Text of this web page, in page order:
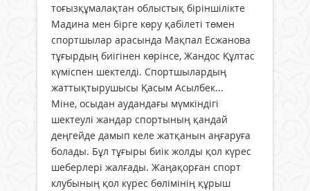
тоғызқұмалақтан облыстық біріншілікте
Мадина мен бірге көру қабілеті төмен
спортшылар арасында Мақпал Есжанова
тұғырдың биігінен көрінсе, Жандос Құлтас
күміспен шектелді. Спортшылардың
жаттықтырушысы Қасым Асылбек...
Міне, осыдан аудандағы мүмкіндігі
шектеулі жандар спортының қандай
деңгейде дамып келе жатқанын аңғаруға
болады. Бұл тұғыры биік жолды қол күрес
шеберлері жалғады. Жаңақорған спорт
клубының қол күрес бөлімінің құрыш